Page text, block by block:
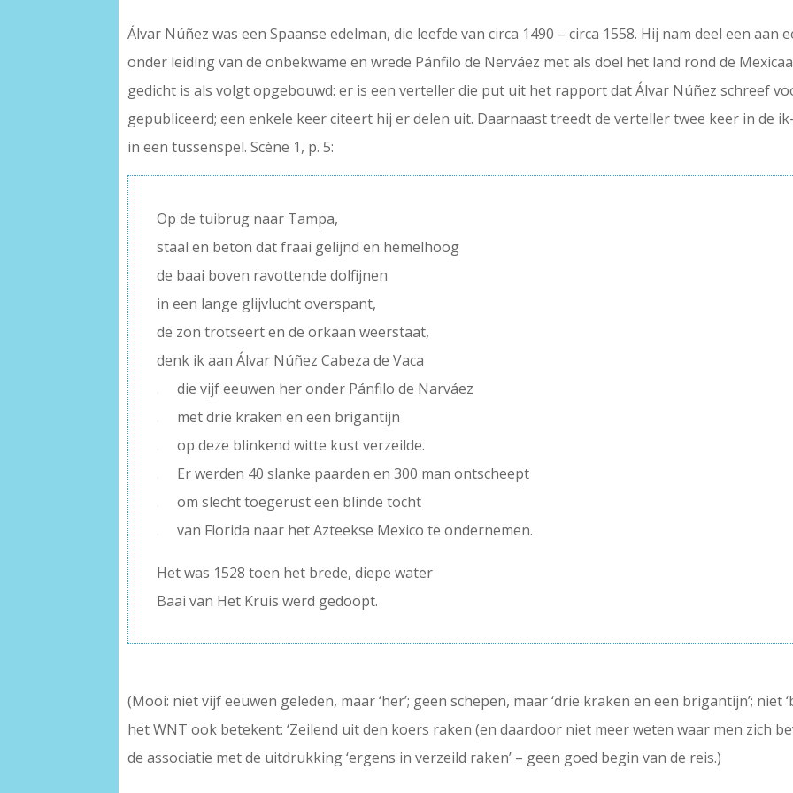
Álvar Núñez was een Spaanse edelman, die leefde van circa 1490 – circa 1558. Hij nam deel een
onder leiding van de onbekwame en wrede Pánfilo de Nerváez met als doel het land rond de
gedicht is als volgt opgebouwd: er is een verteller die put uit het rapport dat Álvar Núñez schreef
gepubliceerd; een enkele keer citeert hij er delen uit. Daarnaast treedt de verteller twee keer in de
in een tussenspel. Scène 1, p. 5:
Op de tuibrug naar Tampa,
staal en beton dat fraai gelijnd en hemelhoog
de baai boven ravottende dolfijnen
in een lange glijvlucht overspant,
de zon trotseert en de orkaan weerstaat,
denk ik aan Álvar Núñez Cabeza de Vaca
.
die vijf eeuwen her onder Pánfilo de Narváez
.
met drie kraken en een brigantijn
.
op deze blinkend witte kust verzeilde.
.
Er werden 40 slanke paarden en 300 man ontscheept
.
om slecht toegerust een blinde tocht
.
van Florida naar het Azteekse Mexico te ondernemen.
Het was 1528 toen het brede, diepe water
Baai van Het Kruis werd gedoopt.
(Mooi: niet vijf eeuwen geleden, maar ‘her’; geen schepen, maar ‘drie kraken en een brigantijn’; niet
het WNT ook betekent: ‘Zeilend uit den koers raken (en daardoor niet meer weten waar men zich
de associatie met de uitdrukking ‘ergens in verzeild raken’ – geen goed begin van de reis.)